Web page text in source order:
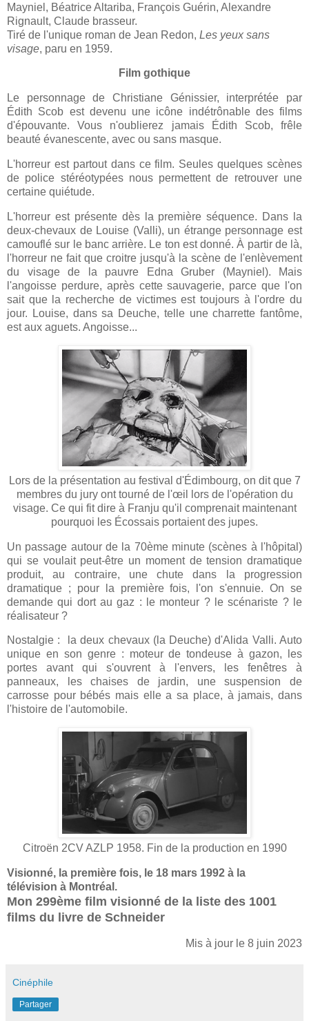
Mayniel, Béatrice Altariba, François Guérin, Alexandre
Rignault, Claude brasseur.
Tiré de l'unique roman de Jean Redon, Les yeux sans
visage, paru en 1959.
Film gothique
Le personnage de Christiane Génissier, interprétée par
Édith Scob est devenu une icône indétrônable des films
d'épouvante. Vous n'oublierez jamais Édith Scob, frêle
beauté évanescente, avec ou sans masque.
L'horreur est partout dans ce film. Seules quelques scènes
de police stéréotypées nous permettent de retrouver une
certaine quiétude.
L'horreur est présente dès la première séquence. Dans la
deux-chevaux de Louise (Valli), un étrange personnage est
camouflé sur le banc arrière. Le ton est donné. À partir de là,
l'horreur ne fait que croitre jusqu'à la scène de l'enlèvement
du visage de la pauvre Edna Gruber (Mayniel). Mais
l'angoisse perdure, après cette sauvagerie, parce que l'on
sait que la recherche de victimes est toujours à l'ordre du
jour. Louise, dans sa Deuche, telle une charrette fantôme,
est aux aguets. Angoisse...
Lors de la présentation au festival d'Édimbourg, on dit que 7
membres du jury ont tourné de l'œil lors de l'opération du
visage. Ce qui fit dire à Franju qu'il comprenait maintenant
pourquoi les Écossais portaient des jupes.
Un passage autour de la 70ème minute (scènes à l'hôpital)
qui se voulait peut-être un moment de tension dramatique
produit, au contraire, une chute dans la progression
dramatique ; pour la première fois, l'on s'ennuie. On se
demande qui dort au gaz : le monteur ? le scénariste ? le
réalisateur ?
Nostalgie : la deux chevaux (la Deuche) d'Alida Valli. Auto
unique en son genre : moteur de tondeuse à gazon, les
portes avant qui s'ouvrent à l'envers, les fenêtres à
panneaux, les chaises de jardin, une suspension de
carrosse pour bébés mais elle a sa place, à jamais, dans
l'histoire de l'automobile.
Citroën 2CV AZLP 1958. Fin de la production en 1990
Visionné, la première fois, le 18 mars 1992 à la
télévision à Montréal.
Mon 299ème film visionné de la liste des 1001
films du livre de Schneider
Mis à jour le 8 juin 2023
Cinéphile
Partager